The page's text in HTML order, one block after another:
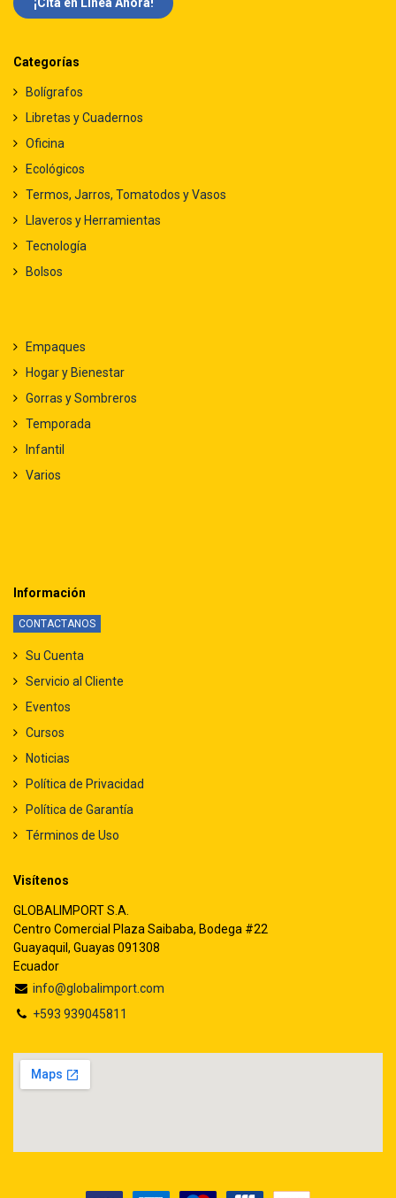
¡Cita en Línea Ah​​ora!
Categorías
Bolígrafos
Libretas y Cuadernos
Oficina
Ecológicos
Termos, Jarros, Tomatodos y Vasos
Llaveros y Herramientas
Tecnología
Bolsos
Empaques
Hogar y Bienestar
Gorras y Sombreros
Temporada
Infantil
Varios
Información
CONTACTANOS
Su Cuenta
Servicio al Cliente
Eventos
Cursos
Noticias
Política de Privacidad
Política de Garantía
Términos de Uso
Visítenos
GLOBALIMPORT S.A.
Centro Comercial Plaza Saibaba, Bodega #22
Guayaquil, Guayas 091308
Ecuador
info@globalimport.com
+593 939045811